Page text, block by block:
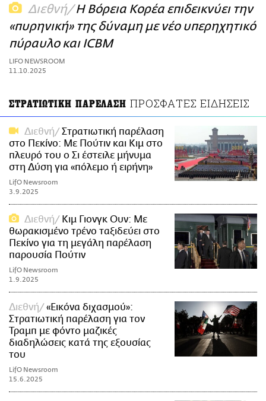
LIFOLAND
CITY GUIDE
ΑΜΠΑ
PRINT
Διεθνή Η Βόρεια Κορέα επιδεικνύει την
«πυρηνική» της δύναμη με νέο υπερηχητικό
πύραυλο και ICBM
LIFO NEWSROOM
11.10.2025
ΣΤΡΑΤΙΩΤΙΚΗ ΠΑΡΕΛΑΣΗ ΠΡΟΣΦΑΤΕΣ ΕΙΔΗΣΕΙΣ
Διεθνή
Στρατιωτική παρέλαση
στο Πεκίνο: Με Πούτιν και Κιμ στο
πλευρό του ο Σι έστειλε μήνυμα
στη Δύση για «πόλεμο ή ειρήνη»
LifO Newsroom
3.9.2025
Διεθνή
Κιμ Γιονγκ Ουν: Με
θωρακισμένο τρένο ταξιδεύει στο
Πεκίνο για τη μεγάλη παρέλαση
παρουσία Πούτιν
LifO Newsroom
1.9.2025
Διεθνή
«Εικόνα διχασμού»:
Στρατιωτική παρέλαση για τον
Τραμπ με φόντο μαζικές
διαδηλώσεις κατά της εξουσίας
του
LifO Newsroom
15.6.2025